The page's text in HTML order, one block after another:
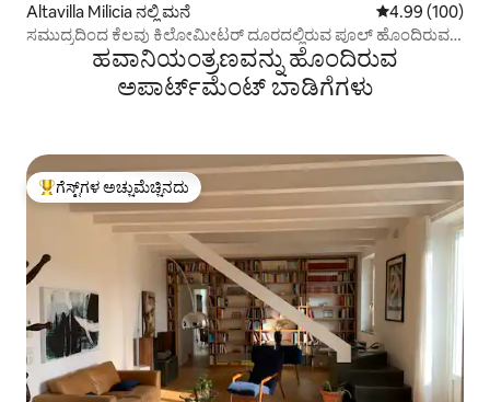
Altavilla Milicia ನಲ್ಲಿ ಮನೆ 5 ರಲ್ಲಿ 4.99
4.99 (100)
ಸಮುದ್ರದಿಂದ ಕೆಲವು ಕಿಲೋಮೀಟರ್ ದೂರದಲ್ಲಿರುವ ಪೂಲ್ ಹೊಂದಿರುವ
ಒಲಿವಾಸ್ ವಿಲ್ಲಾಹವಾನಿಯಂತ್ರಣವನ್ನು ಹೊಂದಿರುವ
ಅಪಾರ್ಟ್‌ಮೆಂಟ್‌ ಬಾಡಿಗೆಗಳು
ಗೆಸ್ಟ್‌ಗಳಿಗೆ ಅತಿ ಹೆಚ್ಚು ಅಚ್ಚುಮೆಚ್ಚಿನದು
ಗೆಸ್ಟ್‌ಗಳ ಅಚ್ಚುಮೆಚ್ಚಿನದು